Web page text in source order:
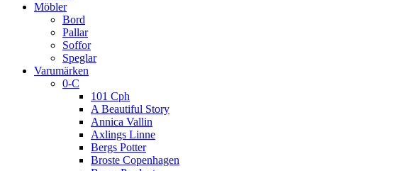
Möbler
Bord
Pallar
Soffor
Speglar
Varumärken
0-C
101 Cph
A Beautiful Story
Annica Vallin
Axlings Linne
Bergs Potter
Broste Copenhagen